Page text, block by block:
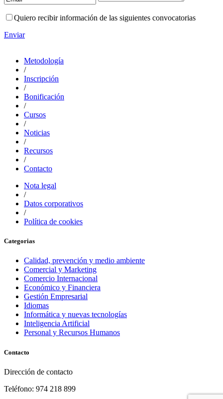
Quiero recibir información de las siguientes convocatorias
Enviar
Metodología
/
Inscripción
/
Bonificación
/
Cursos
/
Noticias
/
Recursos
/
Contacto
Nota legal
/
Datos corporativos
/
Política de cookies
Categorias
Calidad, prevención y medio ambiente
Comercial y Marketing
Comercio Internacional
Económico y Financiera
Gestión Empresarial
Idiomas
Informática y nuevas tecnologías
Inteligencia Artificial
Personal y Recursos Humanos
Contacto
Dirección de contacto
Teléfono: 974 218 899